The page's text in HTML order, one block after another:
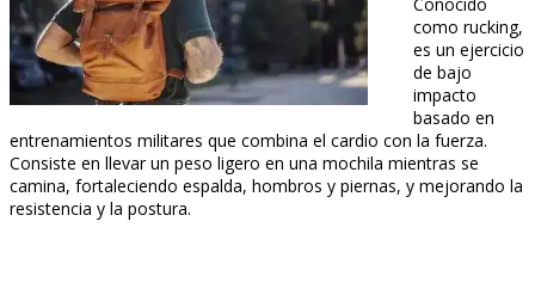
como rucking,
es un ejercicio
de bajo
impacto
basado en
entrenamientos militares que combina el cardio con la fuerza.
Consiste en llevar un peso ligero en una mochila mientras se
camina, fortaleciendo espalda, hombros y piernas, y mejorando la
resistencia y la postura.